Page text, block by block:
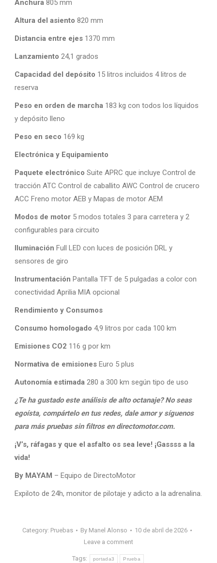
Anchura 805 mm
Altura del asiento 820 mm
Distancia entre ejes 1370 mm
Lanzamiento 24,1 grados
Capacidad del depósito 15 litros incluidos 4 litros de
reserva
Peso en orden de marcha 183 kg con todos los líquidos
y depósito lleno
Peso en seco 169 kg
Electrónica y Equipamiento
Paquete electrónico Suite APRC que incluye Control de
tracción ATC Control de caballito AWC Control de crucero
ACC Freno motor AEB y Mapas de motor AEM
Modos de motor 5 modos totales 3 para carretera y 2
configurables para circuito
Iluminación Full LED con luces de posición DRL y
sensores de giro
Instrumentación Pantalla TFT de 5 pulgadas a color con
conectividad Aprilia MIA opcional
Rendimiento y Consumos
Consumo homologado 4,9 litros por cada 100 km
Emisiones CO2 116 g por km
Normativa de emisiones Euro 5 plus
Autonomía estimada 280 a 300 km según tipo de uso
¿Te ha gustado este análisis de alto octanaje? No seas
egoísta, compártelo en tus redes, dale amor y síguenos
para más pruebas sin filtros en directomotor.com.
¡V’s, ráfagas y que el asfalto os sea leve! ¡Gassss a la
vida!
By MAYAM – Equipo de DirectoMotor
Expiloto de 24h, monitor de pilotaje y adicto a la adrenalina.
Category: Pruebas By Manel Alonso
10 de abril de 2026
Leave a comment
Tags: portada3 Prueba